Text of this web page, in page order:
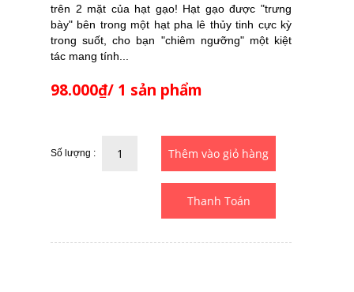
trên 2 mặt của hạt gạo! Hạt gạo được "trưng
bày" bên trong một hạt pha lê thủy tinh cực kỳ
trong suốt, cho bạn "chiêm ngưỡng" một kiệt
tác mang tính...
98.000₫/ 1 sản phẩm
Số lượng :
Thanh Toán